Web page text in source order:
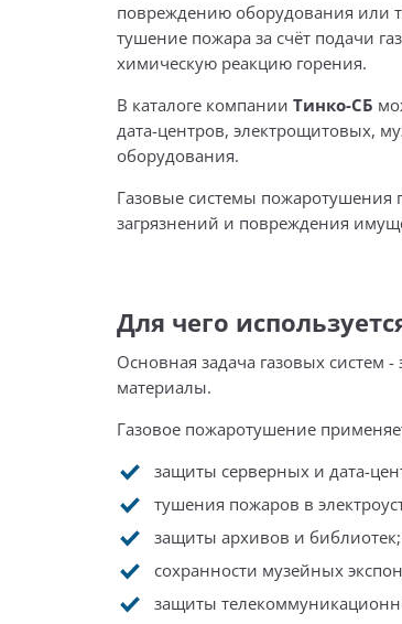
повреждению оборудования или
тушение пожара за счёт подачи
химическую реакцию горения.
В каталоге компании Тинко-СБ
дата-центров, электрощитовых,
оборудования.
Газовые системы пожаротушения
загрязнений и повреждения
Для чего
Основная задача газовых систем
материалы.
Газовое пожаротушение
защиты серверных и дата-
тушения пожаров в
защиты архивов и библиотек;
сохранности музейных
защиты